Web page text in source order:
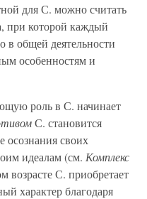
для С. можно считать
при которой каждый
в общей деятельности
особенностям и
роль в С. начинает
С. становится
осознания своих
идеалам (см. Комплекс
возрасте С. приобретает
характер благодаря